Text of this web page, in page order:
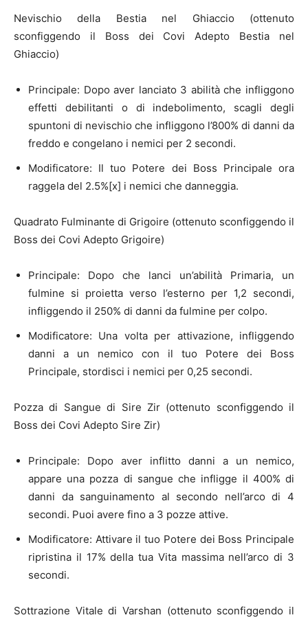
Nevischio della Bestia nel Ghiaccio (ottenuto
sconfiggendo il Boss dei Covi Adepto Bestia nel
Ghiaccio)
Principale: Dopo aver lanciato 3 abilità che infliggono
effetti debilitanti o di indebolimento, scagli degli
spuntoni di nevischio che infliggono l’800% di danni da
freddo e congelano i nemici per 2 secondi.
Modificatore: Il tuo Potere dei Boss Principale ora
raggela del 2.5%[x] i nemici che danneggia.
Quadrato Fulminante di Grigoire (ottenuto sconfiggendo il
Boss dei Covi Adepto Grigoire)
Principale: Dopo che lanci un’abilità Primaria, un
fulmine si proietta verso l’esterno per 1,2 secondi,
infliggendo il 250% di danni da fulmine per colpo.
Modificatore: Una volta per attivazione, infliggendo
danni a un nemico con il tuo Potere dei Boss
Principale, stordisci i nemici per 0,25 secondi.
Pozza di Sangue di Sire Zir (ottenuto sconfiggendo il
Boss dei Covi Adepto Sire Zir)
Principale: Dopo aver inflitto danni a un nemico,
appare una pozza di sangue che infligge il 400% di
danni da sanguinamento al secondo nell’arco di 4
secondi. Puoi avere fino a 3 pozze attive.
Modificatore: Attivare il tuo Potere dei Boss Principale
ripristina il 17% della tua Vita massima nell’arco di 3
secondi.
Sottrazione Vitale di Varshan (ottenuto sconfiggendo il